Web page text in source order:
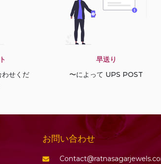
せくだ
早送り
〜によって UPS POST
お問い合わせ